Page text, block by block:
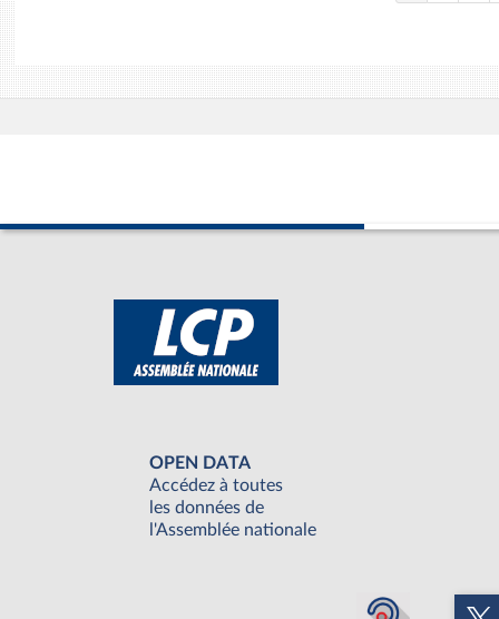
OPEN DATA
Accédez à toutes
les données de
l'Assemblée nationale